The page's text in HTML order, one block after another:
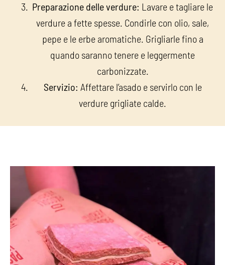
Preparazione delle verdure: Lavare e tagliare le
verdure a fette spesse. Condirle con olio, sale,
pepe e le erbe aromatiche. Grigliarle fino a
quando saranno tenere e leggermente
carbonizzate.
Servizio: Affettare l’asado e servirlo con le
verdure grigliate calde.